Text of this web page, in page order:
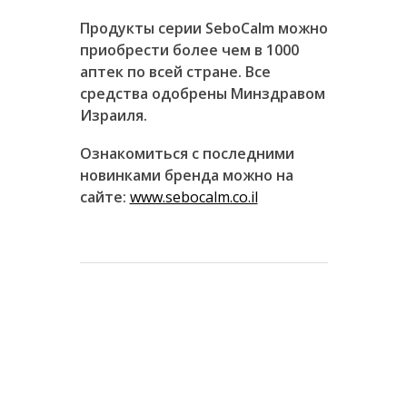
Продукты серии SeboCalm можно
приобрести более чем в 1000
аптек по всей стране. Все
средства одобрены Минздравом
Израиля.
Ознакомиться с последними
новинками бренда можно на
сайте: www.sebocalm.co.il